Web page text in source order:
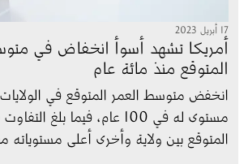
17 أبريل 2023
أمريكا تشهد أسوأ انخفاض في
المتوقع منذ مائة عام
انخفض متوسط العمر المتوقع في
مستوى له في 100 عام، فيما
المتوقع بين ولاية وأخرى أعلى مستوياته منذ 40